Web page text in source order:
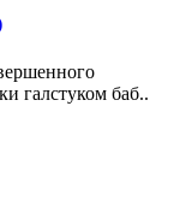
галстуком баб..